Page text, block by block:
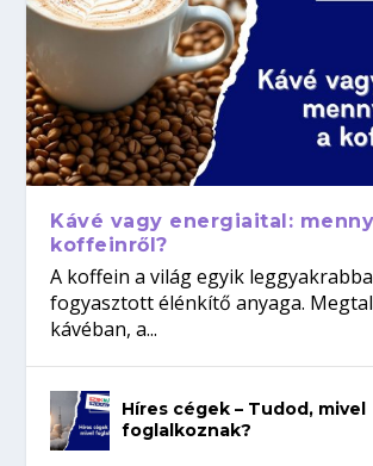
Kávé vagy energiaital:
koffeinről?
A koffein a világ egyik
fogyasztott élénkítő anyaga.
kávéban, a...
Híres cégek – Tudod, mivel
foglalkoznak?